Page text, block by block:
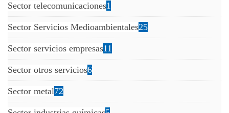
Sector telecomunicaciones1
Sector Servicios Medioambientales25
Sector servicios empresas11
Sector otros servicios6
Sector metal72